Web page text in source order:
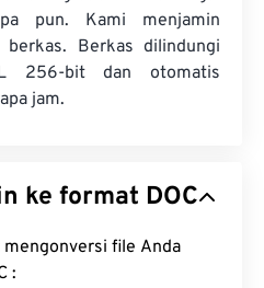
pun. Kami menjamin
berkas. Berkas dilindungi
256-bit dan otomatis
jam.
Konversi file lain ke format DOC
file Anda
DOC :